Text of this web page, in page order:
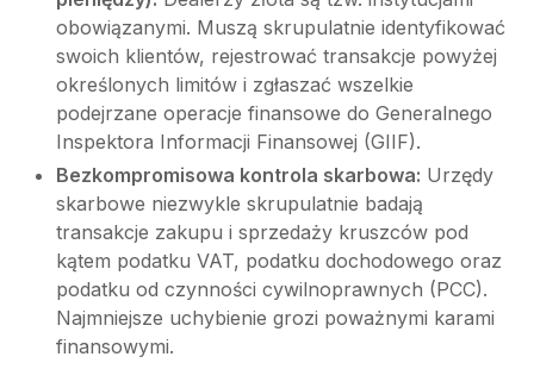
obowiązanymi. Muszą skrupulatnie identyfikować
swoich klientów, rejestrować transakcje powyżej
określonych limitów i zgłaszać wszelkie
podejrzane operacje finansowe do Generalnego
Inspektora Informacji Finansowej (GIIF).
Bezkompromisowa kontrola skarbowa: Urzędy
skarbowe niezwykle skrupulatnie badają
transakcje zakupu i sprzedaży kruszców pod
kątem podatku VAT, podatku dochodowego oraz
podatku od czynności cywilnoprawnych (PCC).
Najmniejsze uchybienie grozi poważnymi karami
finansowymi.